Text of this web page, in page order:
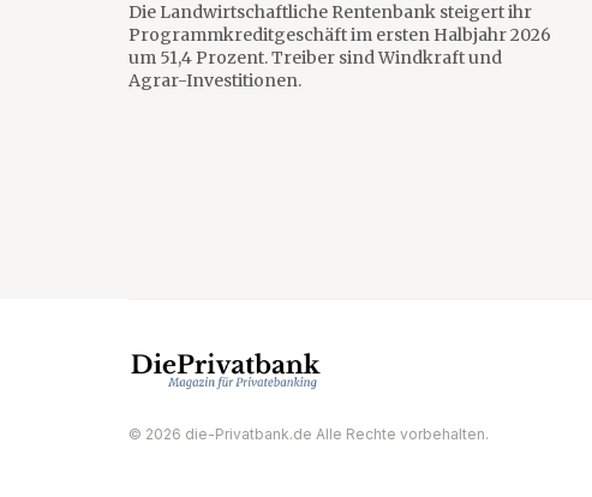
Die Landwirtschaftliche Rentenbank steigert ihr
Programmkreditgeschäft im ersten Halbjahr 2026
um 51,4 Prozent. Treiber sind Windkraft und
Agrar-Investitionen.
© 2026 die-Privatbank.de Alle Rechte vorbehalten.